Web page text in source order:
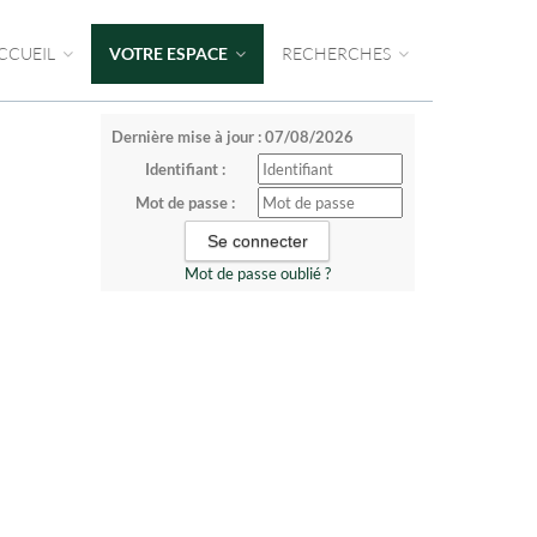
VOTRE ESPACE RECHERCHES
Dernière mise à jour : 07/08/2026
Identifiant :
Mot de passe :
Mot de passe oublié ?